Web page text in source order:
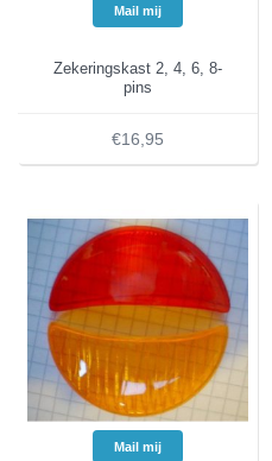
Mail mij
Zekeringskast 2, 4, 6, 8-
pins
€16,95
Mail mij